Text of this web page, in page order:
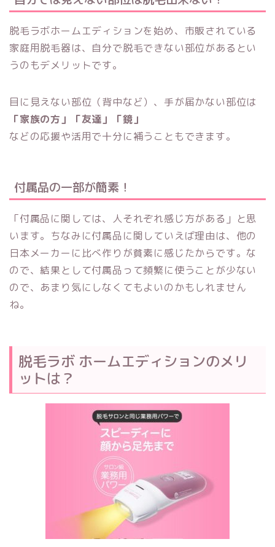
脱毛ラボホームエディションを始め、市販されている
家庭用脱毛器は、自分で脱毛できない部位があるとい
うのもデメリットです。
目に見えない部位（背中など）、手が届かない部位は
「家族の方」「友達」
「鏡」
などの応援や活用で十分に補うこともできます。
付属品の一部が簡素！
「付属品に関しては、人それぞれ感じ方がある」と思
います。ちなみに付属品に関していえば理由は、他の
日本メーカーに比べ作りが貧素に感じたからです。な
ので、結果として付属品って頻繁に使うことが少ない
ので、あまり気にしなくてもよいのかもしれません
ね。
脱毛ラボ ホームエディションのメリ
ットは？